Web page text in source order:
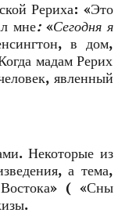
Рериха: «Это
мне: «Сегодня я
в дом,
мадам Рерих
явленный
Некоторые из
а тема,
( «Сны